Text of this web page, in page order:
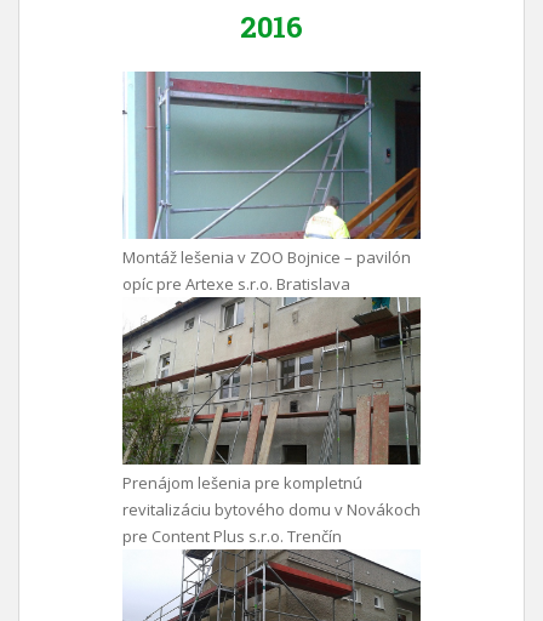
2016
Montáž lešenia v ZOO Bojnice – pavilón
opíc pre Artexe s.r.o. Bratislava
Prenájom lešenia pre kompletnú
revitalizáciu bytového domu v Novákoch
pre Content Plus s.r.o. Trenčín